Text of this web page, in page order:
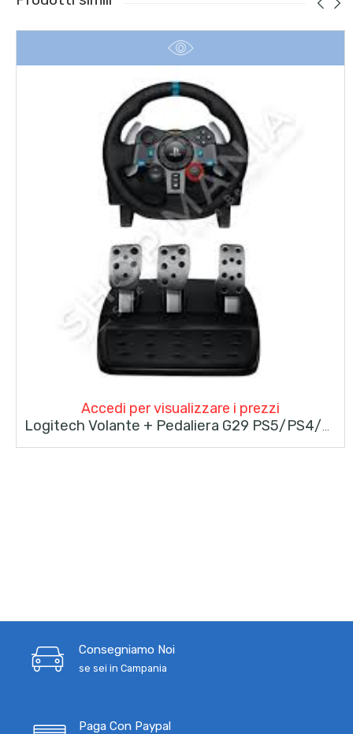
Accedi per visualizzare i prezzi
Logitech Volante + Pedaliera G29 PS5/PS4/PC
Consegniamo Noi
se sei in Campania
Paga Con Paypal